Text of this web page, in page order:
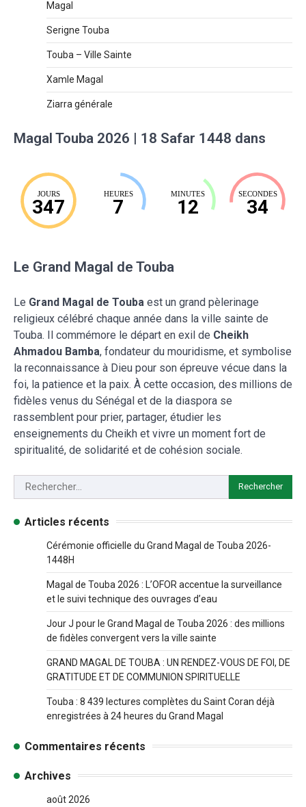
Magal
Serigne Touba
Touba – Ville Sainte
Xamle Magal
Ziarra générale
Magal Touba 2026 | 18 Safar 1448 dans
JOURS
347
HEURES
7
MINUTES
12
SECONDES
33
Le Grand Magal de Touba
Le Grand Magal de Touba est un grand pèlerinage
religieux célébré chaque année dans la ville sainte de
Touba. Il commémore le départ en exil de Cheikh
Ahmadou Bamba, fondateur du mouridisme, et symbolise
la reconnaissance à Dieu pour son épreuve vécue dans la
foi, la patience et la paix. À cette occasion, des millions de
fidèles venus du Sénégal et de la diaspora se
rassemblent pour prier, partager, étudier les
enseignements du Cheikh et vivre un moment fort de
spiritualité, de solidarité et de cohésion sociale.
Articles récents
Cérémonie officielle du Grand Magal de Touba 2026-
1448H
Magal de Touba 2026 : L’OFOR accentue la surveillance
et le suivi technique des ouvrages d’eau
Jour J pour le Grand Magal de Touba 2026 : des millions
de fidèles convergent vers la ville sainte
GRAND MAGAL DE TOUBA : UN RENDEZ-VOUS DE FOI, DE
GRATITUDE ET DE COMMUNION SPIRITUELLE
Touba : 8 439 lectures complètes du Saint Coran déjà
enregistrées à 24 heures du Grand Magal
Commentaires récents
Archives
août 2026